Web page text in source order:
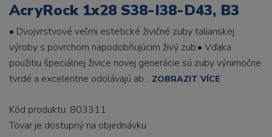
AcryRock 1x28 S38-I38-D43, B3
• Dvojvrstvové veľmi estetické živičné zuby talianskej
výroby s povrchom napodobňujúcim živý zub.• Vďaka
použitiu špeciálnej živice novej generácie sú zuby výnimočne
tvrdé a excelentne odolávajú ab... ZOBRAZIT VÍCE
Kód produktu: 803311
Tovar je dostupný na objednávku